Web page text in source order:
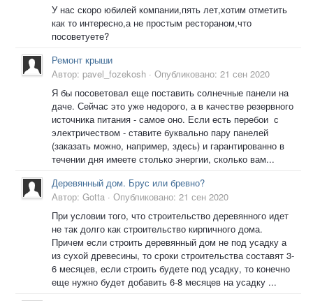
У нас скоро юбилей компании,пять лет,хотим отметить
как то интересно,а не простым рестораном,что
посоветуете?
Ремонт крыши
Автор: pavel_fozekosh · Опубликовано: 21 сен 2020
Я бы посоветовал еще поставить солнечные панели на
даче. Сейчас это уже недорого, а в качестве резервного
источника питания - самое оно. Если есть перебои с
электричеством - ставите буквально пару панелей
(заказать можно, например, здесь) и гарантированно в
течении дня имеете столько энергии, сколько вам...
Деревянный дом. Брус или бревно?
Автор: Gotta · Опубликовано: 21 сен 2020
При условии того, что строительство деревянного идет
не так долго как строительство кирпичного дома.
Причем если строить деревянный дом не под усадку а
из сухой древесины, то сроки строительства составят 3-
6 месяцев, если строить будете под усадку, то конечно
еще нужно будет добавить 6-8 месяцев на усадку ...